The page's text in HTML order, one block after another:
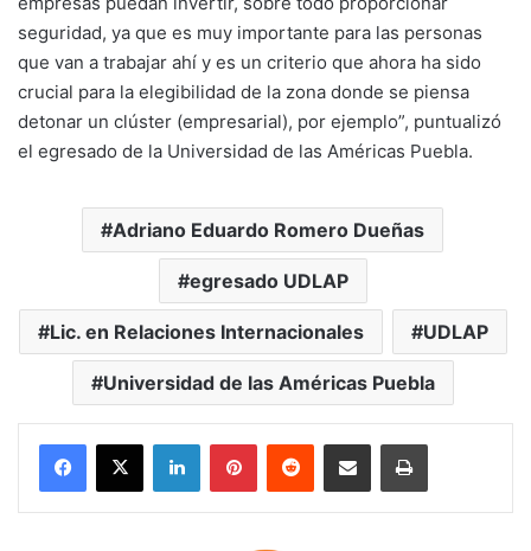
seguridad, ya que es muy importante para las personas
que van a trabajar ahí y es un criterio que ahora ha sido
crucial para la elegibilidad de la zona donde se piensa
detonar un clúster (empresarial), por ejemplo”, puntualizó
el egresado de la Universidad de las Américas Puebla.
Adriano Eduardo Romero Dueñas
egresado UDLAP
Lic. en Relaciones Internacionales UDLAP
Universidad de las Américas Puebla
LinkedInPinterestReddit Share via Email Print